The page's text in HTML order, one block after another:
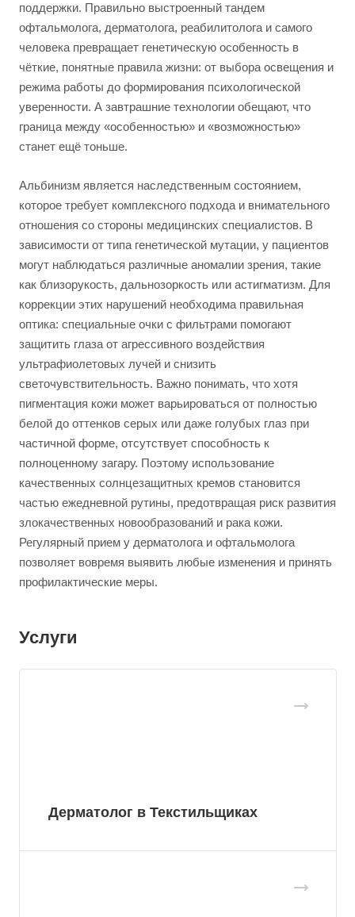
поддержки. Правильно выстроенный тандем
офтальмолога, дерматолога, реабилитолога и самого
человека превращает генетическую особенность в
чёткие, понятные правила жизни: от выбора освещения и
режима работы до формирования психологической
уверенности. А завтрашние технологии обещают, что
граница между «особенностью» и «возможностью»
станет ещё тоньше.
Альбинизм является наследственным состоянием,
которое требует комплексного подхода и внимательного
отношения со стороны медицинских специалистов. В
зависимости от типа генетической мутации, у пациентов
могут наблюдаться различные аномалии зрения, такие
как близорукость, дальнозоркость или астигматизм. Для
коррекции этих нарушений необходима правильная
оптика: специальные очки с фильтрами помогают
защитить глаза от агрессивного воздействия
ультрафиолетовых лучей и снизить
светочувствительность. Важно понимать, что хотя
пигментация кожи может варьироваться от полностью
белой до оттенков серых или даже голубых глаз при
частичной форме, отсутствует способность к
полноценному загару. Поэтому использование
качественных солнцезащитных кремов становится
частью ежедневной рутины, предотвращая риск развития
злокачественных новообразований и рака кожи.
Регулярный прием у дерматолога и офтальмолога
позволяет вовремя выявить любые изменения и принять
профилактические меры.
Услуги
Дерматолог в Текстильщиках